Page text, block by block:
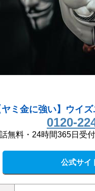
ヤミ金に強い】ウイ
0120-
無料・24時間365日受
公式サイ